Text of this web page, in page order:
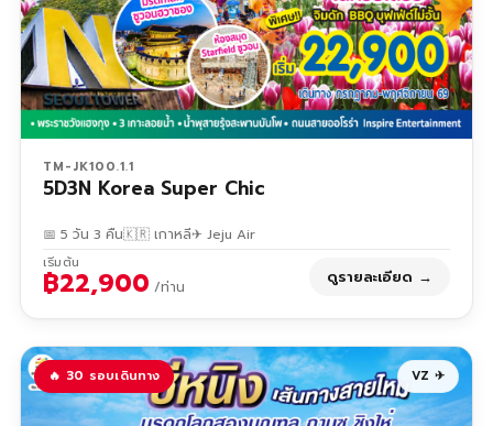
TM-JK100.1.1
5D3N Korea Super Chic
📅 5 วัน 3 คืน🇰🇷 เกาหลี✈ Jeju Air
เริ่มต้น
฿22,900 /ท่าน ดูรายละเอียด →
🔥 30 รอบเดินทาง VZ ✈